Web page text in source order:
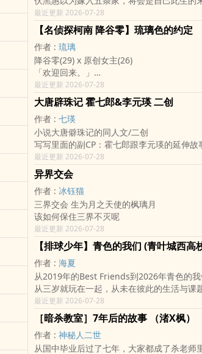
「寒禀。」
：
「寒禀...？」青年不确定的唤了唤名字，后
：
「你姓揍敌客？」
「恩对啊，怎么...。」「我是酷拉皮卡的姊姊
寒禀顿了顿，颔首思考了几秒，恍然大悟地
「你也是穿越者！？」
：
「是你。」她的声音很低，还有不易察觉的颤
「是你。」
「库洛洛鲁西鲁。」
第二季:反复爱上的命运
2颗珍珠加更一章节
会被冷待是必然的，要是他怀揣的目的被揭穿
那高高在上的五条家主必然不会放过他！
咦？原来五条家主便是小时那给他糖吃的好
他向他伸出的手，如此温暖；许诺他的未来
他真的，能够拥有吗？
ps. 五伏，架空情节，双性
最近更新 2026-07-28
【名侦探柯南 降谷零】琉璃色的约定
作者 : 琉璃
降谷零(29) x 原创女主(26)
「欢迎回来。」
一句再平凡不过的问候，成了他最深的牵挂。
青鸟书店对桐生院琉璃来说，是家，也是等
对身兼多重身分的降谷零而言，是这漫漫岁
然而，约定总被突如其来的任务打断；
等待，也在一次次失约中，悄然改变。
他守护日本；她则守护他的归途。
只有那句始终不曾改变的——
「欢迎回来。」
是否有一天，他们能够等到彼此真正想等的人
最近更新 2026-07-28
大唐辟珠记 霍七郎&李元瑛 二创
作者 : 七瑛
小说大唐僻珠记的同人文/二创
写写里面的副CP：霍七郎跟李元瑛的延伸故
原创故事停留在李元瑛篡位成功当了唐朝皇
郎，往后仍会翻墙入宫，瞧一瞧她的心上人
我觉得他们应该还要有故事，所以我就开始写
我的故事将从李元瑛退位开始。
李元瑛不是为美人不爱江山，而是已经把给
能力当女皇，而让身体日渐虚弱的哥哥李元
霍七郎，原本是万花丛中过，片叶不沾身，
偏遇上李元瑛之后，她为了心上人积极练
服他一同去相州找神医师伯治病。
剧中有许多剧情都是延续原着大唐僻珠记的
比较知道剧情的来龙去脉。以及两人之间没
所以这个故事就是：当权谋、身分与一次次
元瑛是否仍能留在彼此身边，学着过普通人
而两个从来都不普通的人，又会把这样的日
最近更新 2026-07-28
异界交会
作者 : 冰钰猫
三界交会 生为月之天使的枫璃月
该如何保住三界不灭呢
最近更新 2026-07-28
【排球少年】青色的我们 (青叶城西高
作者 : 海夏
从2019年的Best Friends到2026年青色的我
从三岁就玩在一起，从未在彼此的生活与课
最特别的关系，成长的每一步中都有对方的
这样的两人其实明白彼此互有感觉，却还是
「快将我们的关系定下来，好吗」
走到一起，或者成为永远的幼驯染
「就让我成为你的今晚与未来吧」
最近更新 2026-07-28
［暗杀教室］7年后的故事 （渚X枫）
作者 : 神秘人二世
从国中毕业后过了七年，大家都成了杀老师